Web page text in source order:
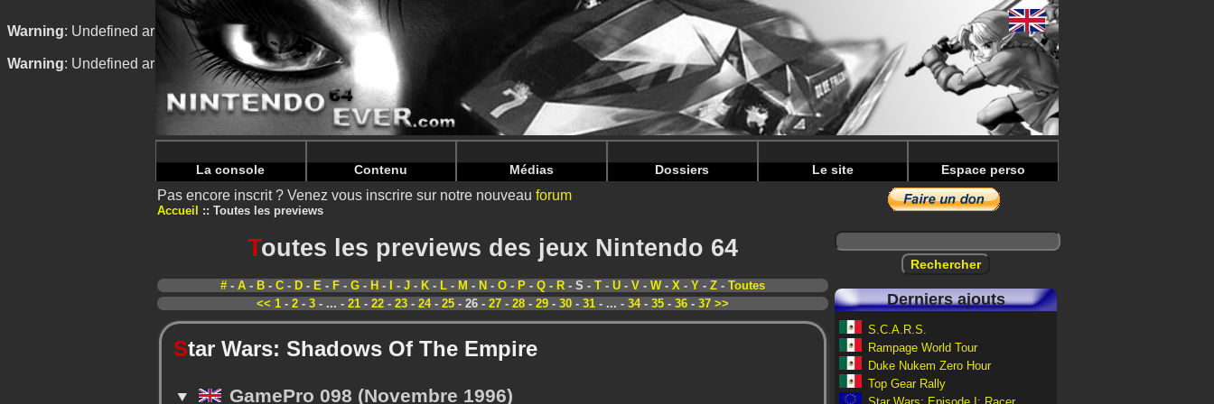
Warning: Undefined array key "HTTP_REFERER" in/home/nintendoju/www/Toutes-Previews.phpon line
Warning: Undefined array key "HTTP_REFERER" in/home/nintendoju/www/Toutes-Previews.phpon line73
La console Contenu Médias Dossiers Le site Espace perso
Pas encore inscrit ? Venez vous inscrire sur notre nouveau forum
Accueil Toutes les previews
Toutes les previews des jeux Nintendo 64
# - A - B - C - D - E - F - G - H - - J - K - L - M - N - O - P - Q - R - S - T - U - V - W - X - Y - Z - Toutes
<< 1 - 2 - 3 - ... - 21 - 22 - 23 - 24- 25 - 26 - 27 - 28 - 29 - 30 - 31 - ... - 34- 35 - 36 - 37 >>
Star Wars: Shadows Of The Empire
GamePro 098 (Novembre 1996)
Derniers ajouts
S.C.A.R.S.
Rampage World Tour
Duke Nukem Zero Hour
Top Gear Rally